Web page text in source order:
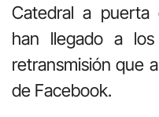
Catedral a puerta
han llegado a
retransmisión que
de Facebook.